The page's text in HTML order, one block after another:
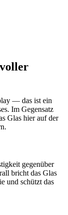
— das ist ein
Im Gegensatz
Glas hier auf der
gegenüber
bricht das Glas
und schützt das